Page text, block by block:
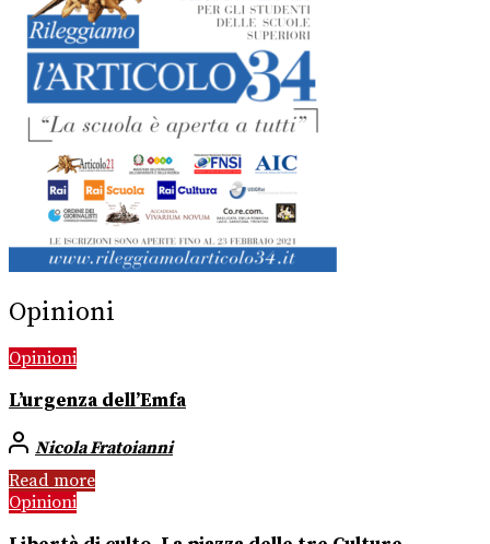
Opinioni
Opinioni
L’urgenza dell’Emfa
Nicola Fratoianni
Read more
Opinioni